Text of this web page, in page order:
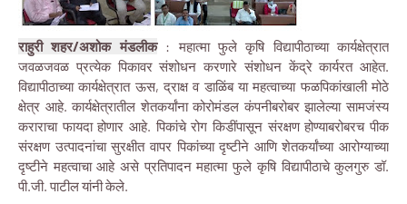
राहुरी शहर/अशोक मंडलीक: महात्मा फुले कृषि विद्यापीठाच्या कार्यक्षेत्रात
जवळजवळ प्रत्येक पिकावर संशोधन करणारे संशोधन केंद्रे कार्यरत आहेत.
विद्यापीठाच्या कार्यक्षेत्रात ऊस, द्राक्ष व डाळिंब या महत्वाच्या फळपिकांखाली मोठे
क्षेत्र आहे. कार्यक्षेत्रातील शेतकर्यांना कोरोमंडल कंपनीबरोबर झालेल्या सामजंस्य
कराराचा फायदा होणार आहे. पिकांचे रोग किडींपासून संरक्षण होण्याबरोबरच पीक
संरक्षण उत्पादनांचा सुरक्षीत वापर पिकांच्या दृष्टीने आणि शेतकर्यांच्या आरोग्याच्या
दृष्टीने महत्वाचा आहे असे प्रतिपादन महात्मा फुले कृषि विद्यापीठाचे कुलगुरु डॉ.
पी.जी. पाटील यांनी केले.